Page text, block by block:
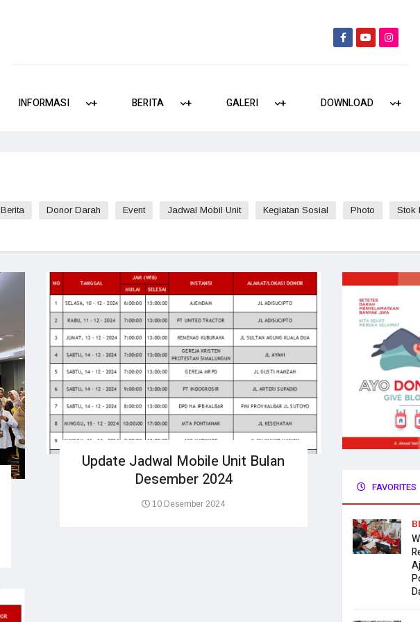
+
+
INFORMASI +
+
BERITA +
+
GALERI +
+
DOWNLOAD
Berita Donor Darah Event Jadwal Mobil Unit Kegiatan Sosial Photo Stok
Update Jadwal Mobile Unit Bulan
Desember 2024
10 Desember 2024
FAVORITES